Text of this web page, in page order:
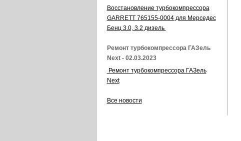
Восстановление турбокомпрессора
GARRETT 765155-0004 для Мерседес
Бенц 3.0, 3.2 дизель
Ремонт турбокомпрессора ГАЗель
Next - 02.03.2023
Ремонт турбокомпрессора ГАЗель
Next
Все новости